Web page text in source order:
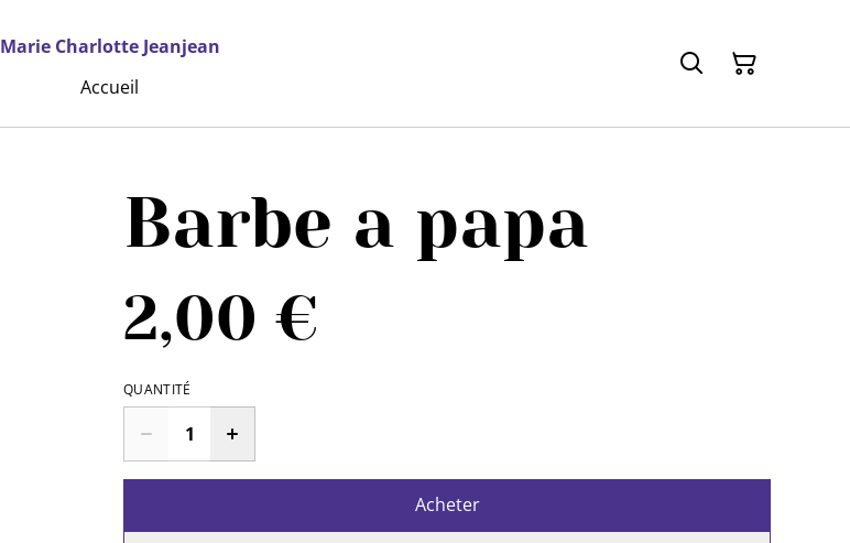
Marie Charlotte Jeanjean
Accueil
Barbe a papa
2,00 €
QUANTITÉ
Acheter